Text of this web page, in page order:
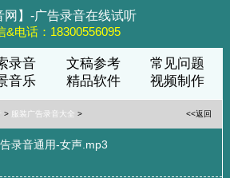
网】-广告录音在线试听
&电话：18300556095
录音 文稿参考
常见问题
音乐 精品软件 视频制作
> 服装广告录音大全 > <<返回
录音通用-女声.mp3